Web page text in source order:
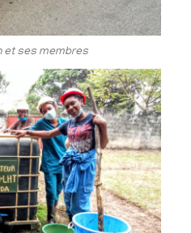
et ses membres